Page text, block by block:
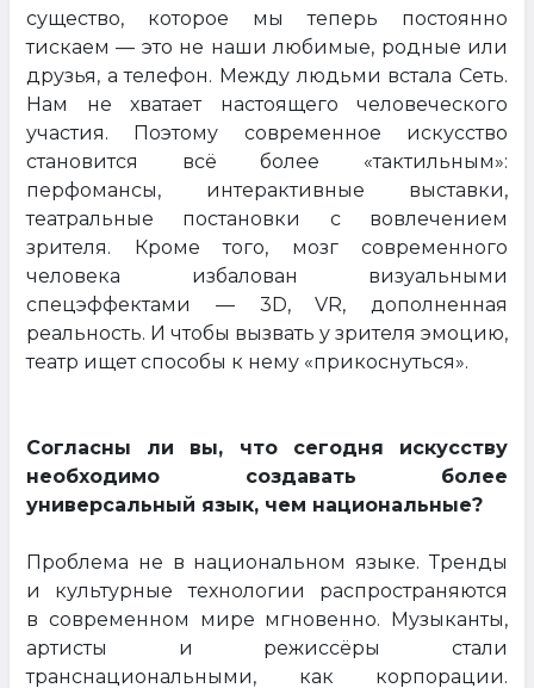
существо, которое мы теперь постоянно
тискаем — это не наши любимые, родные или
друзья, а телефон. Между людьми встала Сеть.
Нам не хватает настоящего человеческого
участия. Поэтому современное искусство
становится всё более «тактильным»:
перфомансы, интерактивные выставки,
театральные постановки с вовлечением
зрителя. Кроме того, мозг современного
человека избалован визуальными
спецэффектами — 3D, VR, дополненная
реальность. И чтобы вызвать у зрителя эмоцию,
театр ищет способы к нему «прикоснуться».
Согласны ли вы, что сегодня искусству
необходимо создавать более
универсальный язык, чем национальные?
Проблема не в национальном языке. Тренды
и культурные технологии распространяются
в современном мире мгновенно. Музыканты,
артисты и режиссёры стали
транснациональными, как корпорации.